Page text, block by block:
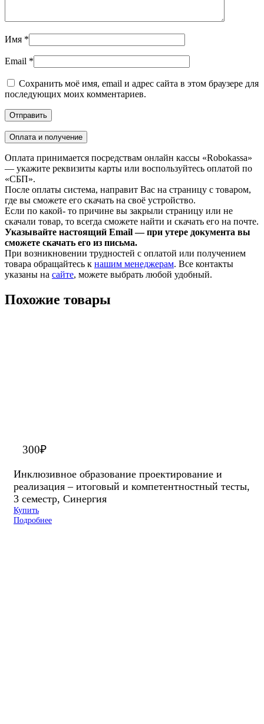
Имя *
Email *
Сохранить моё имя, email и адрес сайта в этом браузере для
последующих моих комментариев.
Оплата и получение
Оплата принимается посредствам онлайн кассы «Robokassa»
— укажите реквизиты карты или воспользуйтесь оплатой по
«СБП».
После оплаты система, направит Вас на страницу с товаром,
где вы сможете его скачать на своё устройство.
Если по какой- то причине вы закрыли страницу или не
скачали товар, то всегда сможете найти и скачать его на почте.
Указывайте настоящий Email — при утере документа вы
сможете скачать его из письма.
При возникновении трудностей с оплатой или получением
товара обращайтесь к нашим менеджерам. Все контакты
указаны на сайте, можете выбрать любой удобный.
Похожие товары
300₽
Инклюзивное образование проектирование и
реализация – итоговый и компетентностный тесты,
3 семестр, Синергия
Купить
Подробнее